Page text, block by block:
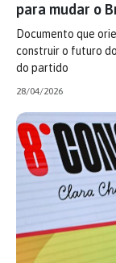
para mudar o
Documento que
construir o futuro
do partido
28/04/2026